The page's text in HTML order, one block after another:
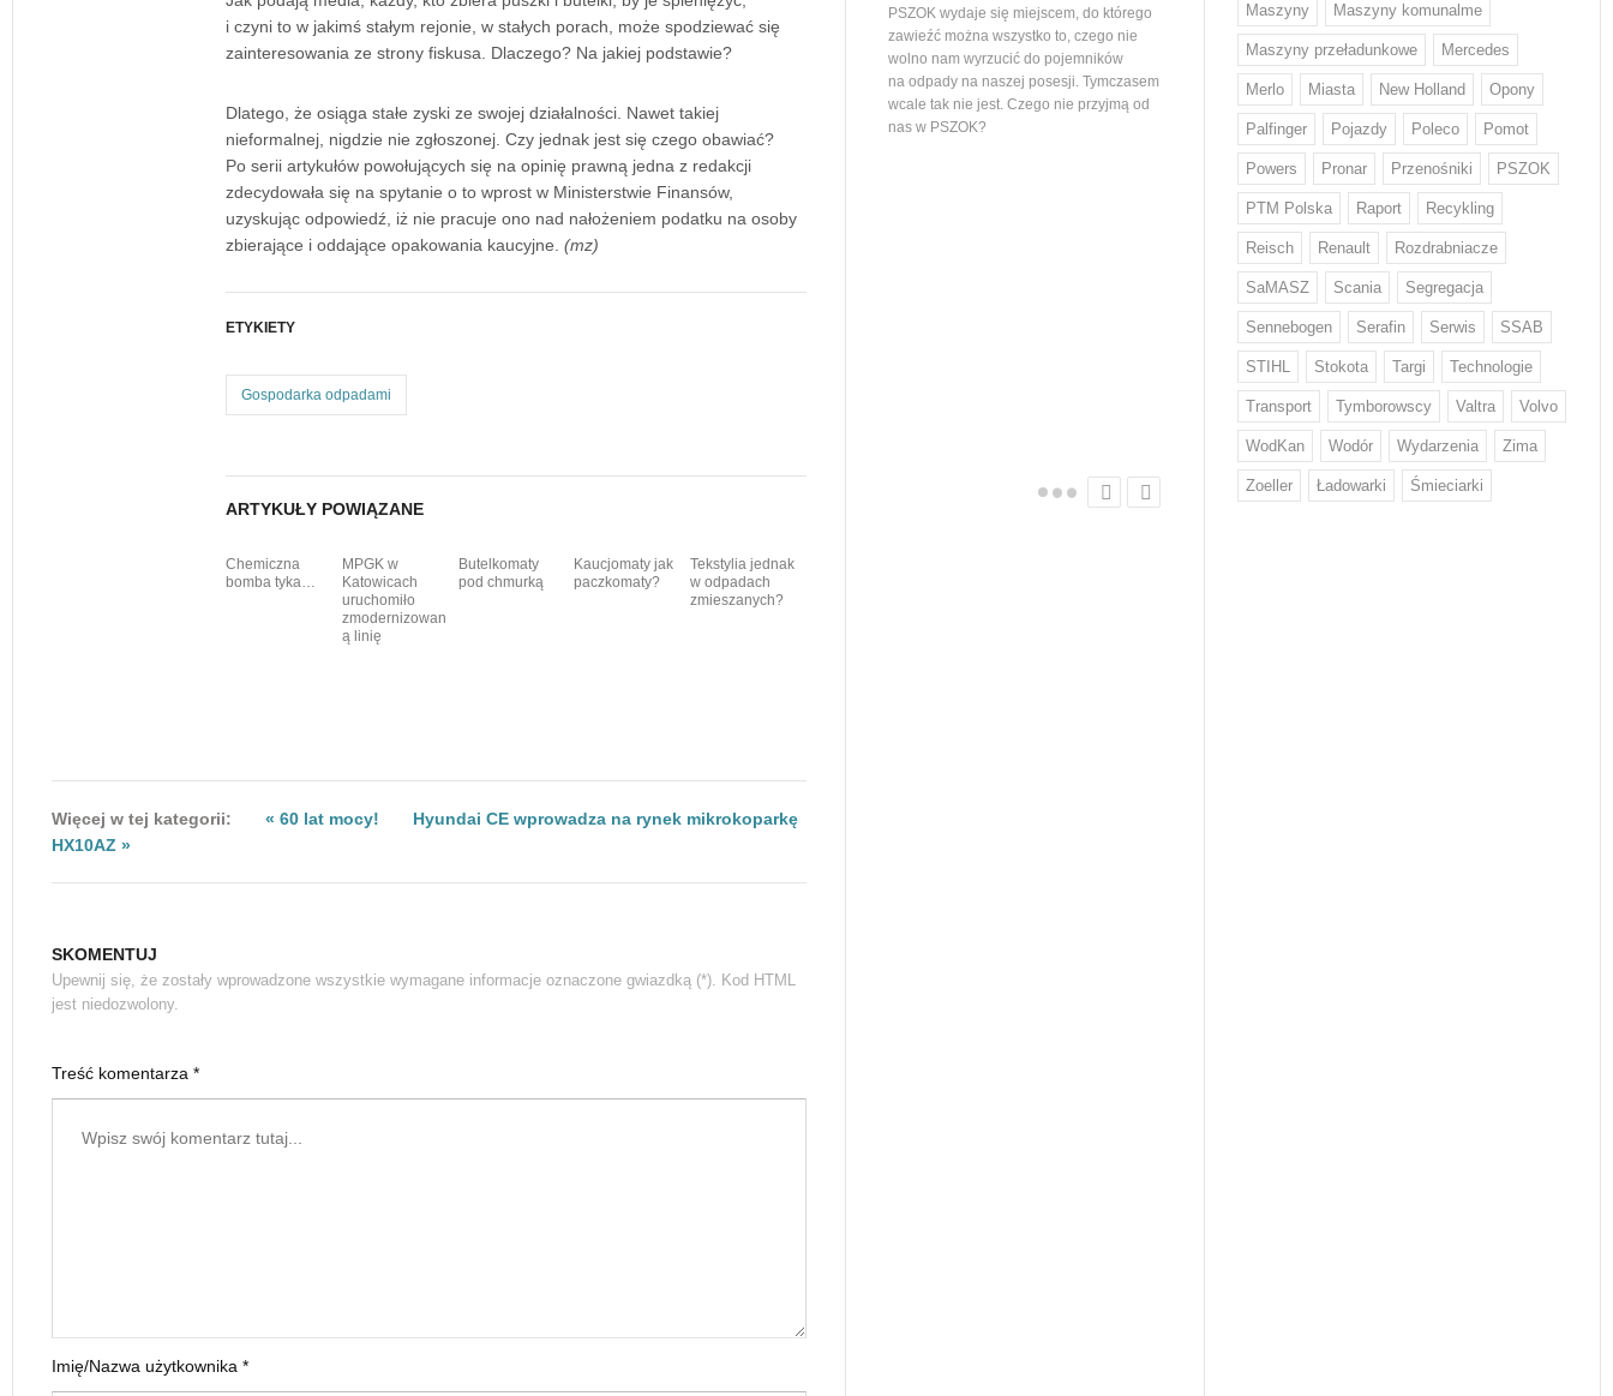
i czyni to w jakimś stałym rejonie, w stałych porach, może spodziewać się
zainteresowania ze strony fiskusa. Dlaczego? Na jakiej podstawie?
Dlatego, że osiąga stałe zyski ze swojej działalności. Nawet takiej
nieformalnej, nigdzie nie zgłoszonej. Czy jednak jest się czego obawiać?
Po serii artykułów powołujących się na opinię prawną jedna z redakcji
zdecydowała się na spytanie o to wprost w Ministerstwie Finansów,
uzyskując odpowiedź, iż nie pracuje ono nad nałożeniem podatku na osoby
zbierające i oddające opakowania kaucyjne. (mz)
ETYKIETY
Gospodarka odpadami
ARTYKUŁY POWIĄZANE
Chemiczna
bomba tyka…
MPGK w
Katowicach
uruchomiło
zmodernizowan
ą linię
Butelkomaty
pod chmurką
Kaucjomaty jak
paczkomaty?
Tekstylia jednak
w odpadach
zmieszanych?
Więcej w tej kategorii: « 60 lat mocy!
Hyundai CE wprowadza na rynek mikrokoparkę
HX10AZ »
SKOMENTUJ
Upewnij się, że zostały wprowadzone wszystkie wymagane informacje oznaczone gwiazdką (*). Kod HTML
jest niedozwolony.
Treść komentarza *
Imię/Nazwa użytkownika *
PSZOK wydaje się miejscem, do którego
zawieźć można wszystko to, czego nie
wolno nam wyrzucić do pojemników
na odpady na naszej posesji. Tymczasem
wcale tak nie jest. Czego nie przyjmą od
nas w PSZOK?
województwa podlaskiego. Tym samym
Z odpadami w Europie sobie nie
Każdy Europejczyk wytwarza średnio
w ciągu roku 132 kg odpadów
żywnościowych i 12 kg odzieżowych
i obuwniczych – wskazują dane KE.
W walce z rosnącą ilością odpadów
w tych kategoriach mają pomóc nowe
regulacje, które we wrześniu przyjął
Parlament Europejski. Wyznaczają…
wiedział nikt, stąd
mieszkańców
Volvo Trucks stawia
niskiej emisji CO2
Volvo zwiększa
o niskiej emisji CO2* w
produktach. Stal ta od
będzie wykorzystywana w
tysięcy pojazdów. Volvo
na świecie producentem,
wprowadził ten rodzaj
Maszyny Maszyny komunalme
Maszyny przeładunkowe Mercedes
Merlo Miasta New Holland Opony
Palfinger Pojazdy Poleco Pomot
Powers Pronar Przenośniki PSZOK
PTM Polska Raport Recykling
Reisch Renault Rozdrabniacze
SaMASZ Scania Segregacja
Sennebogen Serafin Serwis SSAB
STIHL Stokota Targi Technologie
Transport Tymborowscy Valtra Volvo
WodKan Wodór Wydarzenia Zima
Zoeller Ładowarki Śmieciarki